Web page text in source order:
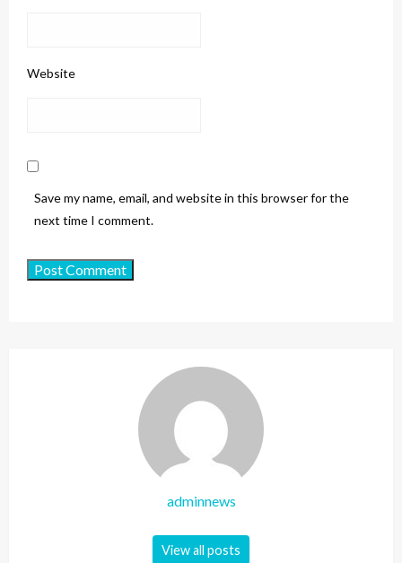
Website
Save my name, email, and website in this browser for the
next time I comment.
adminnews
View all posts